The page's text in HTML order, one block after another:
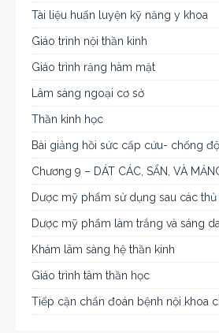
Tài liệu huấn luyện kỹ năng y khoa
Giáo trình nội thần kinh
Giáo trình răng hàm mặt
Lâm sàng ngoại cơ sở
Thần kinh học
Bài giảng hồi sức cấp cứu- chống
Chương 9 – DÁT CÁC, SẨN, VÀ
Dược mỹ phẩm sử dụng sau các
Dược mỹ phẩm làm trắng và sáng
Khám lâm sàng hệ thần kinh
Giáo trình tâm thần học
Tiếp cận chẩn đoán bệnh nội khoa